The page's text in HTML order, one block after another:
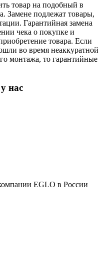
товар на подобный в
Замене подлежат товары,
Гарантийная замена
чека о покупке и
товара. Если
во время неаккуратной
монтажа, то гарантийные
нас
EGLO в России